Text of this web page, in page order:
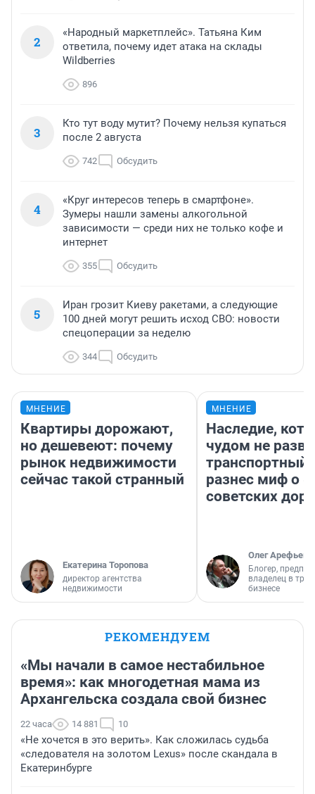
2
«Народный маркетплейс». Татьяна Ким
ответила, почему идет атака на склады
Wildberries
896
3
Кто тут воду мутит? Почему нельзя купаться
после 2 августа
742 Обсудить
4
«Круг интересов теперь в смартфоне».
Зумеры нашли замены алкогольной
зависимости — среди них не только кофе и
интернет
355 Обсудить
5
Иран грозит Киеву ракетами, а следующие
100 дней могут решить исход СВО: новости
спецоперации за неделю
344 Обсудить
МНЕНИЕ
Квартиры дорожают,
но дешевеют: почему
рынок недвижимости
сейчас такой странный
Екатерина Торопова
директор агентства
недвижимости
МНЕНИЕ
Наследие,
чудом не
транспортный
разнес миф о
советских
Олег Арефьев
Блогер,
владелец в
бизнесе
РЕКОМЕНДУЕМ
«Мы начали в самое нестабильное
время»: как многодетная мама из
Архангельска создала свой бизнес
22 часа 14 881 10
«Не хочется в это верить». Как сложилась судьба
«следователя на золотом Lexus» после скандала в
Екатеринбурге